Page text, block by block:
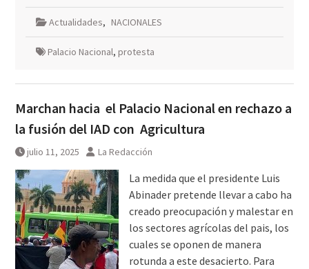
Actualidades, NACIONALES
Palacio Nacional, protesta
Marchan hacia el Palacio Nacional en rechazo a
la fusión del IAD con Agricultura
julio 11, 2025 La Redacción
La medida que el presidente Luis
Abinader pretende llevar a cabo ha
creado preocupación y malestar en
los sectores agrícolas del pais, los
cuales se oponen de manera
rotunda a este desacierto. Para